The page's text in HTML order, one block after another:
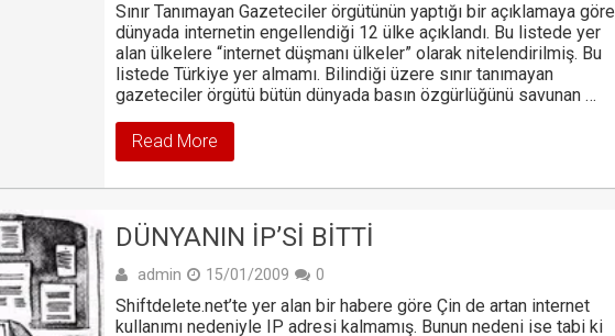
Sınır Tanımayan Gazeteciler örgütünün yaptığı bir açıklamaya göre
dünyada internetin engellendiği 12 ülke açıklandı. Bu listede yer
alan ülkelere “internet düşmanı ülkeler” olarak nitelendirilmiş. Bu
listede Türkiye yer almamı. Bilindiği üzere sınır tanımayan
gazeteciler örgütü bütün dünyada basın özgürlüğünü savunan …
Read More
DÜNYANIN İP’SI BITTI
admin 15/01/2009 0
Shiftdelete.net’te yer alan bir habere göre Çin de artan internet
kullanımı nedeniyle IP adresi kalmamış. Bunun nedeni ise tabi ki